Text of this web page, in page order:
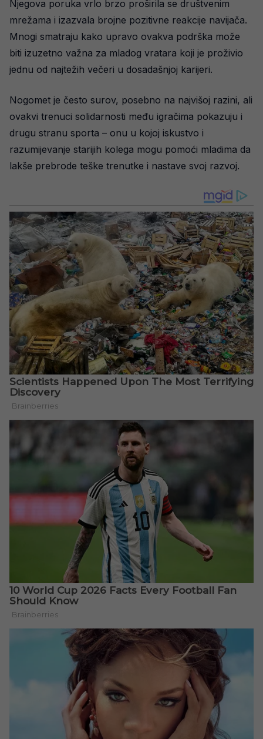
Njegova poruka vrlo brzo proširila se društvenim
mrežama i izazvala brojne pozitivne reakcije navijača.
Mnogi smatraju kako upravo ovakva podrška može
biti izuzetno važna za mladog vratara koji je proživio
jednu od najtežih večeri u dosadašnjoj karijeri.
Nogomet je često surov, posebno na najvišoj razini, ali
ovakvi trenuci solidarnosti među igračima pokazuju i
drugu stranu sporta – onu u kojoj iskustvo i
razumijevanje starijih kolega mogu pomoći mladima da
lakše prebrode teške trenutke i nastave svoj razvoj.